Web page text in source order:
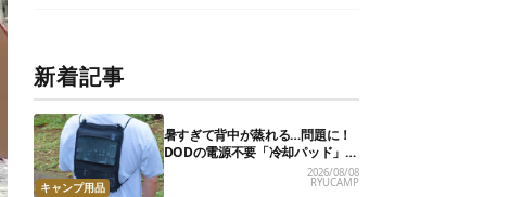
新着記事
キャンプ用品
暑すぎて背中が蒸れる…問題に！
DODの電源不要「冷却パッド」を
試したら、夏の移動がラクになっ
た
2026/08/08
RYUCAMP